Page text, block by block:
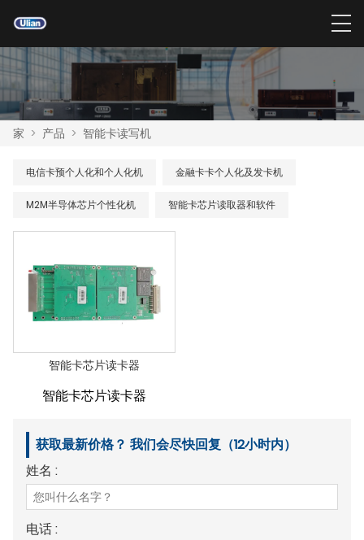
家 > 产品 > 智能卡读写机
电信卡预个人化和个人化机 金融卡卡个人化及发卡机
M2M半导体芯片个性化机 智能卡芯片读取器和软件
智能卡芯片读卡器
智能卡芯片读卡器
获取最新价格？ 我们会尽快回复（12小时内）
姓名 :
电话 :